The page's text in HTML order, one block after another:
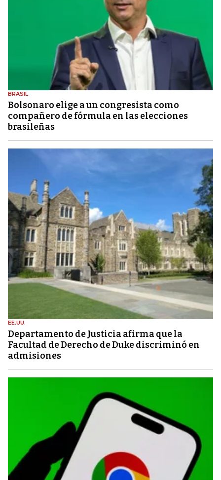
BRASIL
Bolsonaro elige a un congresista como
compañero de fórmula en las elecciones
brasileñas
EE.UU.
Departamento de Justicia afirma que la
Facultad de Derecho de Duke discriminó en
admisiones